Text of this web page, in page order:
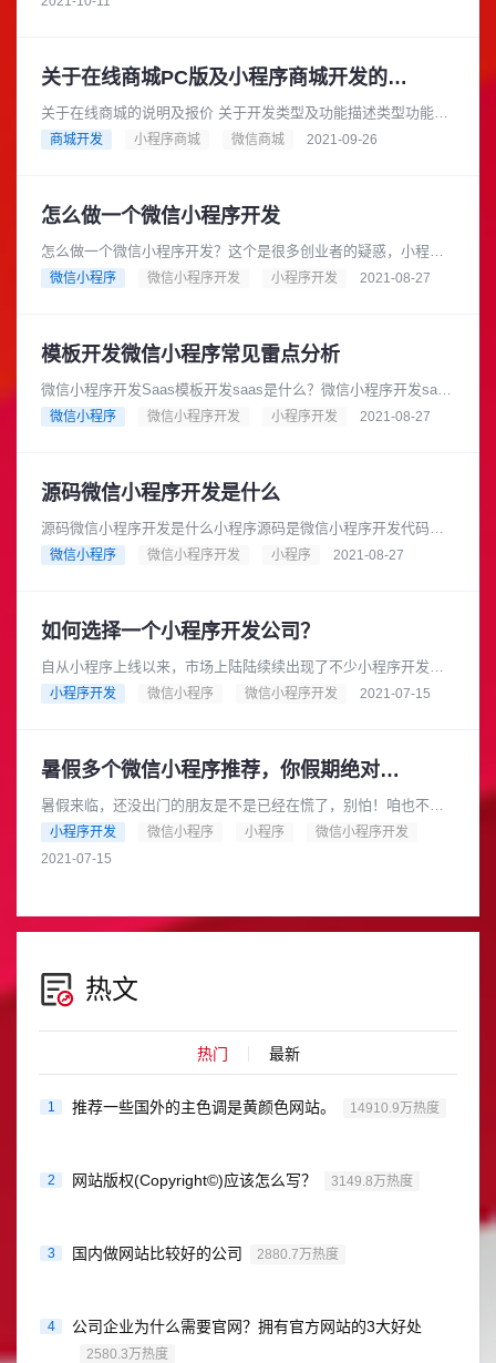
关于在线商城PC版及小程序商城开发的说明及报价
关于在线商城的说明及报价 关于开发类型及功能描述类型功能定
制型网站商城（价格：10万起，不含PC，手机，小程序等界面设
商城开发 小程序商城 微信商城 2021-09-26
怎么做一个微信小程序开发
怎么做一个微信小程序开发？这个是很多创业者的疑惑，小程序
不知道什么时候慢慢垄断了我们的生活。成为我们离不开的一部
微信小程序 微信小程序开发 小程序开发 2021-08-27
模板开发微信小程序常见雷点分析
微信小程序开发Saas模板开发saas是什么？微信小程序开发saas
模板现在是很常见的一种通过互联网提供软件服务的模式，用户
微信小程序 微信小程序开发 小程序开发 2021-08-27
源码微信小程序开发是什么
源码微信小程序开发是什么小程序源码是微信小程序开发代码，
技术人员开发并添加功能等等。是制作小程序的源码，利用一些
微信小程序 微信小程序开发 小程序 2021-08-27
如何选择一个小程序开发公司？
自从小程序上线以来，市场上陆陆续续出现了不少小程序开发制
作公司，它们开发出来的产品报价也会有一些差别，那么该如何
小程序开发 微信小程序 微信小程序开发 2021-07-15
暑假多个微信小程序推荐，你假期绝对用得到
暑假来临，还没出门的朋友是不是已经在慌了，别怕！咱也不用
坐以待毙，可以从别的角度入手，让自己更轻松一点~所以，今天
我就想给大家带来一些实用的......
小程序开发 微信小程序 小程序
微信小程序开发
2021-07-15
热文
热门 最新
1 推荐一些国外的主色调是黄颜色网站。 14910.9万热度
2 网站版权(Copyright©)应该怎么写？ 3149.8万热度
3 国内做网站比较好的公司 2880.7万热度
4 公司企业为什么需要官网？拥有官方网站的3大好处
2580.3万热度